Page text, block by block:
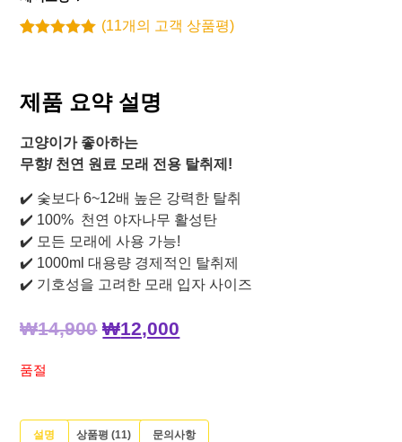
점 만점에
점으로 평가
(11개의 고객 상품평)
제품 요약 설명
고양이가 좋아하는
무향/ 천연 원료 모래 전용 탈취제!
✔️ 숯보다 6~12배 높은 강력한 탈취
✔️ 100% 천연 야자나무 활성탄
✔️ 모든 모래에 사용 가능!
✔️ 1000ml 대용량 경제적인 탈취제
✔️ 기호성을 고려한 모래 입자 사이즈
₩14,900 ₩12,000
품절
설명 상품평 (11) 문의사항